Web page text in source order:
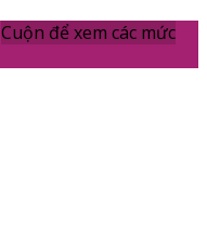
Cuộn để xem các mức